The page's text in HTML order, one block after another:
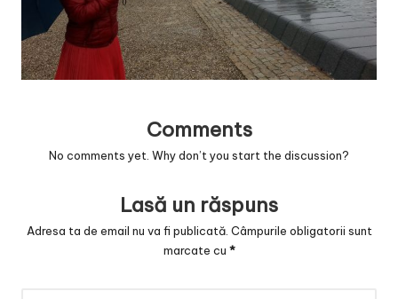
a
c
Comments
No comments yet. Why don’t you start the discussion?
Lasă un răspuns
Adresa ta de email nu va fi publicată. Câmpurile obligatorii sunt
marcate cu *